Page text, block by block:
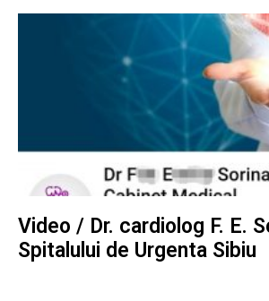
Video / Dr. cardiolog F. E.
Spitalului de Urgenta Sibiu